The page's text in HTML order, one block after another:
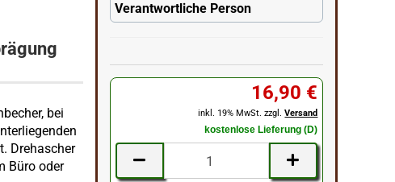
Verantwortliche Person
16,90 €
inkl. 19% MwSt. zzgl.Versand
kostenlose Lieferung (D)
bei
Drehascher
Büro oder